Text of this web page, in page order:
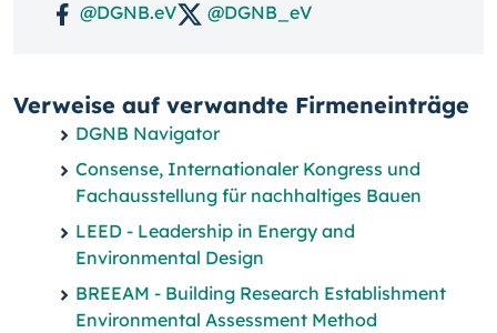
@DGNB.eV
@DGNB_eV
Verweise auf verwandte Firmeneinträge
DGNB Navigator
Consense, Internationaler Kongress und
Fachausstellung für nachhaltiges Bauen
LEED - Leadership in Energy and
Environmental Design
BREEAM - Building Research Establishment
Environmental Assessment Method